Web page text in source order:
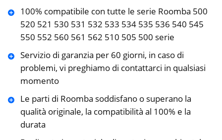
100% compatibile con tutte le serie Roomba 500
520 521 530 531 532 533 534 535 536 540 545
550 552 560 561 562 510 505 500 serie
Servizio di garanzia per 60 giorni, in caso di
problemi, vi preghiamo di contattarci in qualsiasi
momento
Le parti di Roomba soddisfano o superano la
qualità originale, la compatibilità al 100% e la
durata